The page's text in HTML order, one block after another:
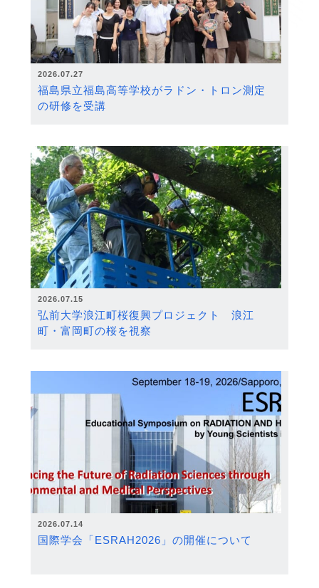
2026.07.27
福島県立福島高等学校がラドン・トロン測定
の研修を受講
2026.07.15
弘前大学浪江町桜復興プロジェクト 浪江
町・富岡町の桜を視察
2026.07.14
国際学会「ESRAH2026」の開催について